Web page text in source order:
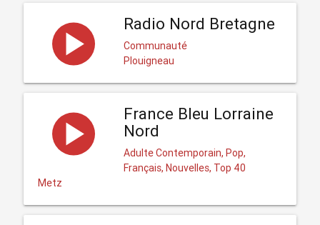
Radio Nord Bretagne
Communauté
Plouigneau
France Bleu Lorraine
Nord
Adulte Contemporain, Pop,
Français, Nouvelles, Top 40
Metz